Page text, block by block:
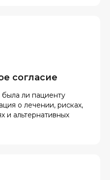
согласие
ли пациенту
о лечении, рисках,
и альтернативных